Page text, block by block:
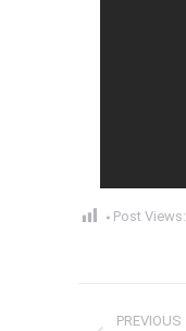
Post Views:
Post
PREVIOUS